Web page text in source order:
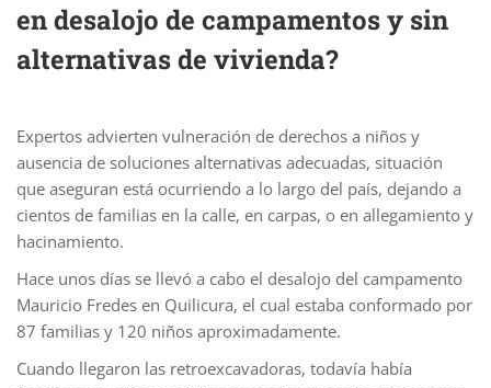
en desalojo de campamentos y sin
alternativas de vivienda?
Expertos advierten vulneración de derechos a niños y
ausencia de soluciones alternativas adecuadas, situación
que aseguran está ocurriendo a lo largo del país, dejando a
cientos de familias en la calle, en carpas, o en allegamiento y
hacinamiento.
Hace unos días se llevó a cabo el desalojo del campamento
Mauricio Fredes en Quilicura, el cual estaba conformado por
87 familias y 120 niños aproximadamente.
Cuando llegaron las retroexcavadoras, todavía había